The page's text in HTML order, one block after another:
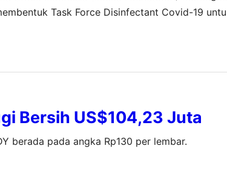
Task Force Disinfectant Covid-19
Bersih US$104,23 Juta
berada pada angka Rp130 per lembar.